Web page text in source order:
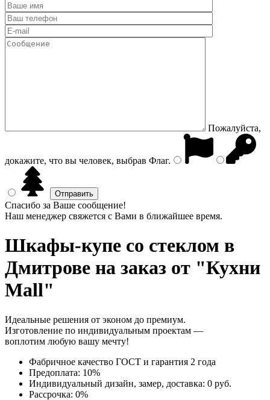
Пожалуйста,
докажите, что вы человек, выбрав Флаг.
Спасибо за Ваше сообщение!
Наш менеджер свяжется с Вами в ближайшее время.
Шкафы-купе со стеклом в
Дмитрове на заказ от "Кухни
Mall"
Идеальные решения от эконом до премиум.
Изготовление по индивидуальным проектам —
воплотим любую вашу мечту!
Фабричное качество ГОСТ и гарантия 2 года
Предоплата: 10%
Индивидуальный дизайн, замер, доставка: 0 руб.
Рассрочка: 0%